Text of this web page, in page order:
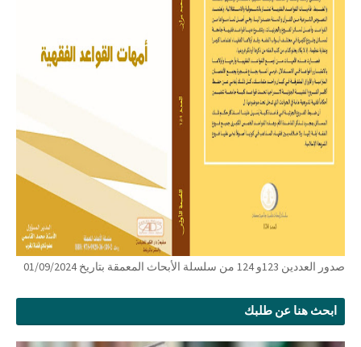
صدور العددين 123و 124 من سلسلة الأبحاث المعمقة بتاريخ 01/09/2024
ابحث هنا عن طلبك